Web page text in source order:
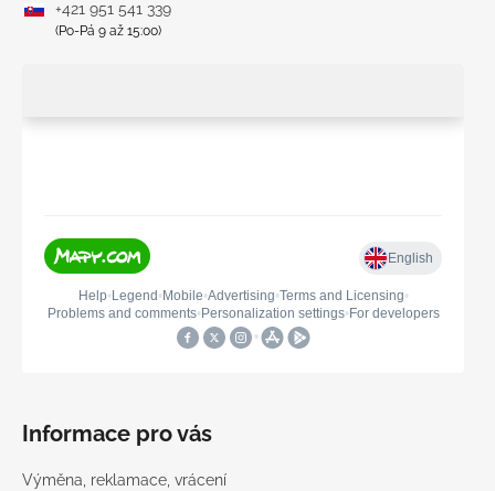
+421 951 541 339
(Po-Pá 9 až 15:00)
Informace pro vás
Výměna, reklamace, vrácení